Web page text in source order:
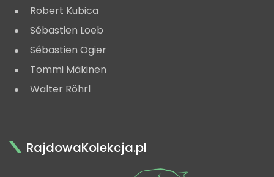
Robert Kubica
Sébastien Loeb
Sébastien Ogier
Tommi Mäkinen
Walter Röhrl
RajdowaKolekcja.pl